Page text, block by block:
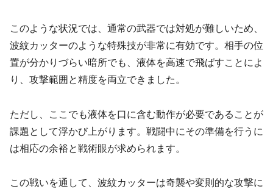
このような状況では、通常の武器では対処が難しいため、
波紋カッターのような特殊技が非常に有効です。相手の位
置が分かりづらい暗所でも、液体を高速で飛ばすことによ
り、攻撃範囲と精度を両立できました。
ただし、ここでも液体を口に含む動作が必要であることが
課題として浮かび上がります。戦闘中にその準備を行うに
は相応の余裕と戦術眼が求められます。
この戦いを通して、波紋カッターは奇襲や変則的な攻撃に